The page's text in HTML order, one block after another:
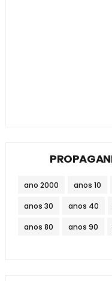
ano 2000 anos 10
anos 30 anos 40
anos 80 anos 90